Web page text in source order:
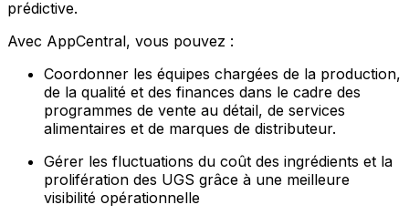
prédictive.
Avec AppCentral, vous pouvez :
Coordonner les équipes chargées de la production,
de la qualité et des finances dans le cadre des
programmes de vente au détail, de services
alimentaires et de marques de distributeur.
Gérer les fluctuations du coût des ingrédients et la
prolifération des UGS grâce à une meilleure
visibilité opérationnelle